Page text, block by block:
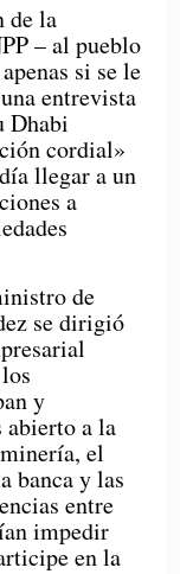
de la
– al pueblo
si se le
entrevista
Dhabi
cordial»
llegar a un
a
de
se dirigió
y
abierto a la
el
banca y las
entre
impedir
en la